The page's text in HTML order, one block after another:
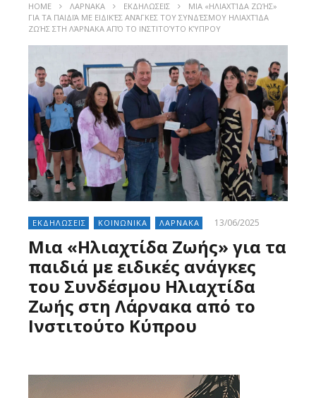
HOME ΛΑΡΝΑΚΑ ΕΚΔΗΛΩΣΕΙΣ
ΜΙΑ «ΗΛΙΑΧΤΊΔΑ ΖΩΉΣ»
ΓΙΑ ΤΑ ΠΑΙΔΙΆ ΜΕ ΕΙΔΙΚΈΣ ΑΝΆΓΚΕΣ ΤΟΥ ΣΥΝΔΈΣΜΟΥ ΗΛΙΑΧΤΊΔΑ
ΖΩΉΣ ΣΤΗ ΛΆΡΝΑΚΑ ΑΠΌ ΤΟ ΙΝΣΤΙΤΟΎΤΟ ΚΎΠΡΟΥ
ΕΚΔΗΛΩΣΕΙΣ ΚΟΙΝΩΝΙΚΑ ΛΑΡΝΑΚΑ 13/06/2025
Μια «Ηλιαχτίδα Ζωής» για τα
παιδιά με ειδικές ανάγκες
του Συνδέσμου Ηλιαχτίδα
Ζωής στη Λάρνακα από το
Ινστιτούτο Κύπρου